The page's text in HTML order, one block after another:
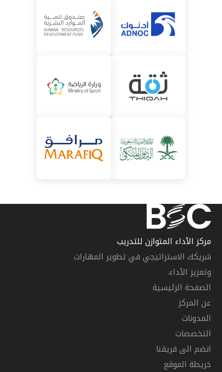
مركز الأداء المتوازن للتدريب
شريكك الاستراتيجي في تطوير المهارات
وتعزيز الأداء.
الصفحة الرئيسية
عن المركز
المدونات
التخصصات
انضم الى فريقنا
خريطة الموقع